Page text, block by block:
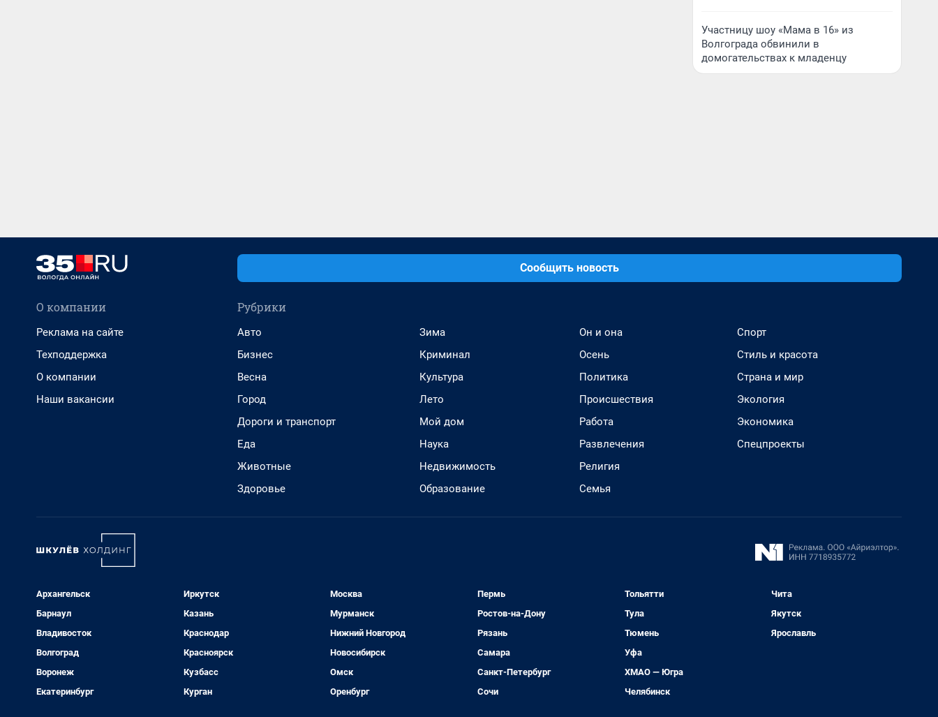
Участницу шоу «Мама в 16» из
Волгограда обвинили в
домогательствах к младенцу
Сообщить новость
О компании
Реклама на сайте
Техподдержка
О компании
Наши вакансии
Рубрики
Авто
Бизнес
Весна
Город
Дороги и транспорт
Еда
Животные
Здоровье
Зима
Криминал
Культура
Лето
Мой дом
Наука
Недвижимость
Образование
Он и она
Осень
Политика
Происшествия
Работа
Развлечения
Религия
Семья
Спорт
Стиль и красота
Страна и мир
Экология
Экономика
Спецпроекты
Архангельск
Барнаул
Владивосток
Волгоград
Воронеж
Екатеринбург
Иркутск
Казань
Краснодар
Красноярск
Кузбасс
Курган
Москва
Мурманск
Нижний Новгород
Новосибирск
Омск
Оренбург
Пермь
Ростов-на-Дону
Рязань
Самара
Санкт-Петербург
Сочи
Тольятти
Тула
Тюмень
Уфа
ХМАО — Югра
Челябинск
Чита
Якутск
Ярославль